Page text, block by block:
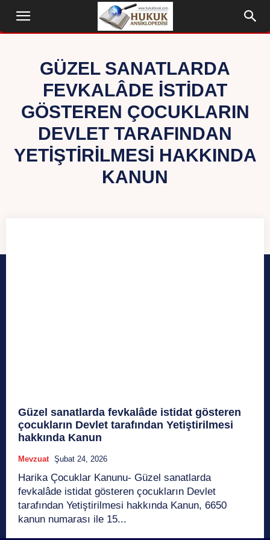
GÜZEL SANATLARDA
FEVKALÂDE ISTIDAT
GÖSTEREN ÇOCUKLARIN
DEVLET TARAFINDAN
YETIŞTIRILMESI HAKKINDA
KANUN
Güzel sanatlarda fevkalâde istidat gösteren
çocukların Devlet tarafından Yetiştirilmesi
hakkında Kanun
Mevzuat Şubat 24, 2026
Harika Çocuklar Kanunu- Güzel sanatlarda
fevkalâde istidat gösteren çocukların Devlet
tarafından Yetiştirilmesi hakkında Kanun, 6650
kanun numarası ile 15...